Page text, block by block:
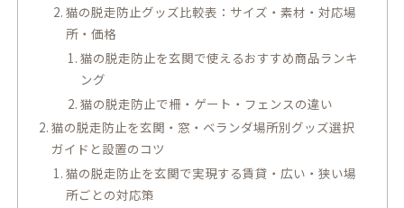
猫の脱走防止グッズ比較表：サイズ・素材・対応場
所・価格
猫の脱走防止を玄関で使えるおすすめ商品ランキ
ング
猫の脱走防止で柵・ゲート・フェンスの違い
猫の脱走防止を玄関・窓・ベランダ場所別グッズ選択
ガイドと設置のコツ
猫の脱走防止を玄関で実現する賃貸・広い・狭い場
所ごとの対応策